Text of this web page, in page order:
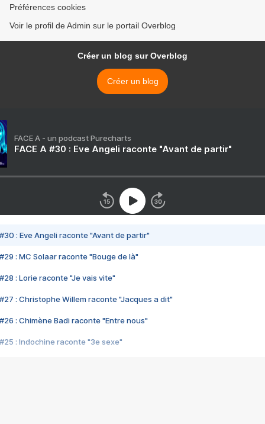
Préférences cookies
Voir le profil de Admin sur le portail Overblog
Créer un blog sur Overblog
Créer un blog
FACE A - un podcast Purecharts
FACE A #30 : Eve Angeli raconte "Avant de partir"
#30 : Eve Angeli raconte "Avant de partir"
#29 : MC Solaar raconte "Bouge de là"
#28 : Lorie raconte "Je vais vite"
#27 : Christophe Willem raconte "Jacques a dit"
#26 : Chimène Badi raconte "Entre nous"
#25 : Indochine raconte "3e sexe"